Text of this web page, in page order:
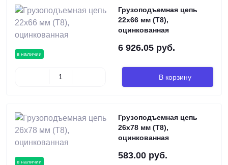
в наличии
Грузоподъемная цепь
22х66 мм (Т8),
оцинкованная
6 926.05 руб.
В корзину
в наличии
Грузоподъемная цепь
26х78 мм (Т8),
оцинкованная
583.00 руб.